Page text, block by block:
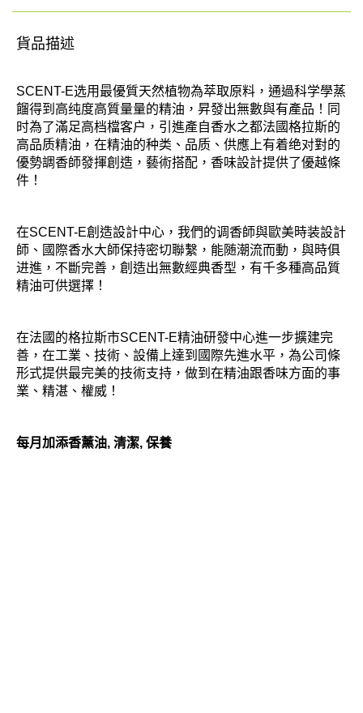
貨品描述
SCENT-E选用最優質天然植物為萃取原料，通過科学學蒸
餾得到高纯度高質量量的精油，昇發出無數與有產品！同
时為了滿足高档檔客户，引進產自香水之都法國格拉斯的
高品质精油，在精油的种类、品质、供應上有着绝对對的
優勢調香師發揮創造，藝術搭配，香味設計提供了優越條
件！
在SCENT-E創造設計中心，我們的调香師與歐美時装設計
師、國際香水大師保持密切聯繫，能随潮流而動，與時俱
进進，不斷完善，創造出無數經典香型，有千多種高品質
精油可供選擇！
在法國的格拉斯市SCENT-E精油研發中心進一步擴建完
善，在工業、技術、設備上達到國際先進水平，為公司條
形式提供最完美的技術支持，做到在精油跟香味方面的事
業、精湛、權威！
每月加添香薰油, 清潔, 保養